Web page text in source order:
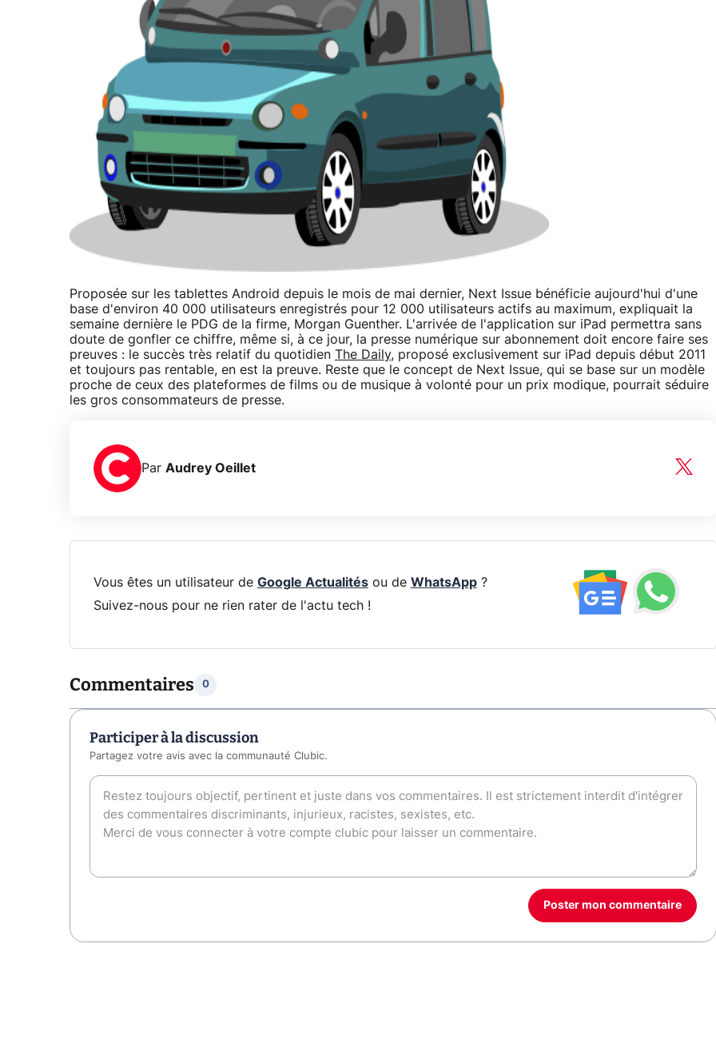
Proposée sur les tablettes Android depuis le mois de mai dernier, Next Issue bénéficie aujourd'hui d'une
base d'environ 40 000 utilisateurs enregistrés pour 12 000 utilisateurs actifs au maximum, expliquait la
semaine dernière le PDG de la firme, Morgan Guenther. L'arrivée de l'application sur iPad permettra sans
doute de gonfler ce chiffre, même si, à ce jour, la presse numérique sur abonnement doit encore faire ses
preuves : le succès très relatif du quotidien The Daily, proposé exclusivement sur iPad depuis début 2011
et toujours pas rentable, en est la preuve. Reste que le concept de Next Issue, qui se base sur un modèle
proche de ceux des plateformes de films ou de musique à volonté pour un prix modique, pourrait séduire
les gros consommateurs de presse.
Par Audrey Oeillet
Vous êtes un utilisateur de Google Actualitésou de WhatsApp?
Suivez-nous pour ne rien rater de l'actu tech !
Commentaires 0
Participer à la discussion
Partagez votre avis avec la communauté Clubic.
Poster mon commentaire